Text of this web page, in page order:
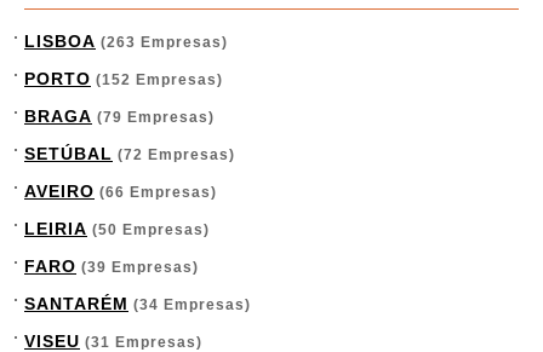
LISBOA (263 Empresas)
PORTO (152 Empresas)
BRAGA (79 Empresas)
SETÚBAL (72 Empresas)
AVEIRO (66 Empresas)
LEIRIA (50 Empresas)
FARO (39 Empresas)
SANTARÉM (34 Empresas)
VISEU (31 Empresas)